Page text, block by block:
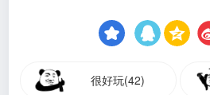
很好玩(42)